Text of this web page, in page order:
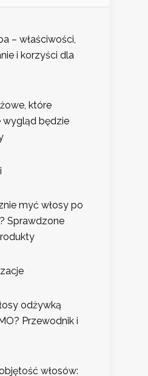
– właściwości,
i korzyści dla
które
wygląd będzie
myć włosy po
Sprawdzone
odżywką
Przewodnik i
włosów: